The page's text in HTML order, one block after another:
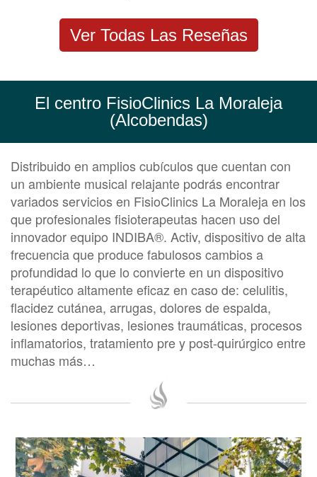
Ver Todas Las Reseñas
El centro FisioClinics La Moraleja
(Alcobendas)
Distribuido en amplios cubículos que cuentan con
un ambiente musical relajante podrás encontrar
variados servicios en FisioClinics La Moraleja en los
que profesionales fisioterapeutas hacen uso del
innovador equipo INDIBA®. Activ, dispositivo de alta
frecuencia que produce fabulosos cambios a
profundidad lo que lo convierte en un dispositivo
terapéutico altamente eficaz en caso de: celulitis,
flacidez cutánea, arrugas, dolores de espalda,
lesiones deportivas, lesiones traumáticas, procesos
inflamatorios, tratamiento pre y post-quirúrgico entre
muchas más…